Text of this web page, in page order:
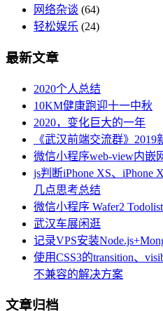
网络杂谈 (64)
轻松娱乐 (24)
最新文章
2020个人总结
10KM健康跑迎十一中秋
2020，变化巨大的一年
《武汉前端交流群》2019
微信小程序web-view内嵌
js判断iPhone XS、iPhone
几点思考总结
微信小程序 Wafer2 Todolist
武汉车展闲逛
记录VPS安装
使用CSS3的transition、
不兼容的解决方案
文章归档